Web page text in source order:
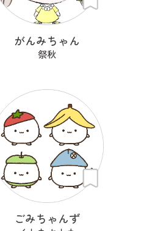
がんみちゃん
祭秋
ごみちゃんず